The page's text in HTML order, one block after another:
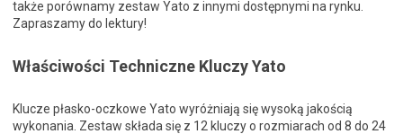
także porównamy zestaw Yato z innymi dostępnymi na rynku.
Zapraszamy do lektury!
Właściwości Techniczne Kluczy Yato
Klucze płasko-oczkowe Yato wyróżniają się wysoką jakością
wykonania. Zestaw składa się z 12 kluczy o rozmiarach od 8 do 24